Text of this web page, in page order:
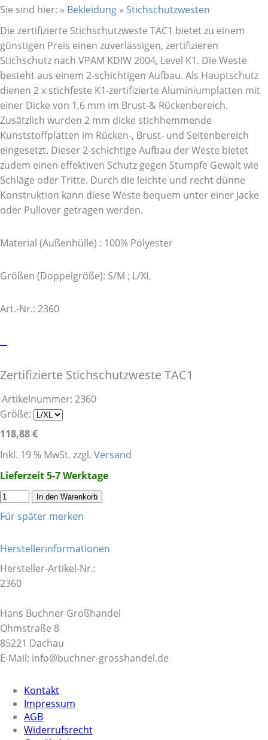
Sie sind hier: » Bekleidung » Stichschutzwesten
Die zertifizierte Stichschutzweste TAC1 bietet zu einem
günstigen Preis einen zuverlässigen, zertifizieren
Stichschutz nach VPAM KDIW 2004, Level K1. Die Weste
besteht aus einem 2-schichtigen Aufbau. Als Hauptschutz
dienen 2 x stichfeste K1-zertifizierte Aluminiumplatten mit
einer Dicke von 1,6 mm im Brust-& Rückenbereich.
Zusätzlich wurden 2 mm dicke stichhemmende
Kunststoffplatten im Rücken-, Brust- und Seitenbereich
eingesetzt. Dieser 2-schichtige Aufbau der Weste bietet
zudem einen effektiven Schutz gegen Stumpfe Gewalt wie
Schläge oder Tritte. Durch die leichte und recht dünne
Konstruktion kann diese Weste bequem unter einer Jacke
oder Pullover getragen werden.
Material (Außenhülle) : 100% Polyester
Größen (Doppelgröße): S/M ; L/XL
Art.-Nr.: 2360
Zertifizierte Stichschutzweste TAC1
Artikelnummer: 2360
Größe:
118,88 €
Inkl. 19 % MwSt. zzgl. Versand
Lieferzeit 5-7 Werktage
In den Warenkorb
Für später merken
Herstellerinformationen
Hersteller-Artikel-Nr.:
2360
Hans Buchner Großhandel
Ohmstraße 8
85221 Dachau
E-Mail: info@buchner-grosshandel.de
Kontakt
Impressum
AGB
Widerrufsrecht